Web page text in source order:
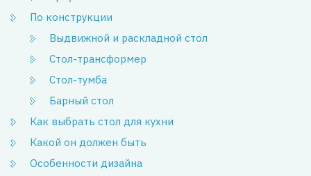
По конструкции
Выдвижной и раскладной стол
Стол-трансформер
Стол-тумба
Барный стол
Как выбрать стол для кухни
Какой он должен быть
Особенности дизайна